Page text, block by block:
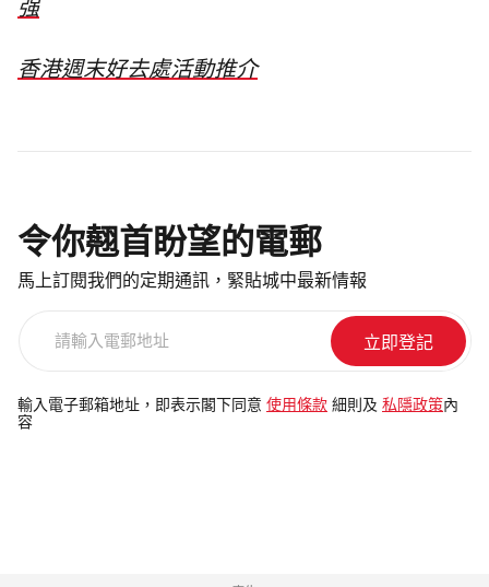
强
香港週末好去處活動推介
令你翹首盼望的電郵
馬上訂閱我們的定期通訊，緊貼城中最新情報
電
郵
輸入電子郵箱地址，即表示閣下同意 使用條款 細則及 私隱政策 內
容